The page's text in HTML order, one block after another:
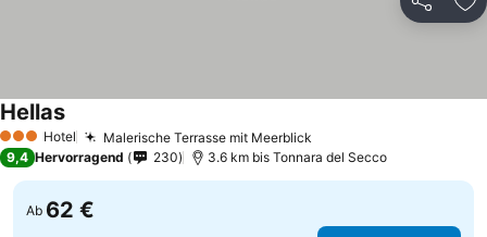
Teilen
3 SterneHotel Malerische Terrasse mit Meerblick
Hellas
9,4 Hervorragend 230 3.6 km bis Tonnara del Secco
Ab 62 €